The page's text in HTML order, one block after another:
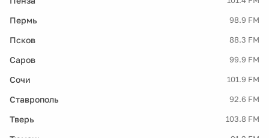
Пермь 98.9 FM
Псков 88.3 FM
Саров 99.9 FM
Сочи 101.9 FM
Ставрополь 92.6 FM
Тверь 103.8 FM